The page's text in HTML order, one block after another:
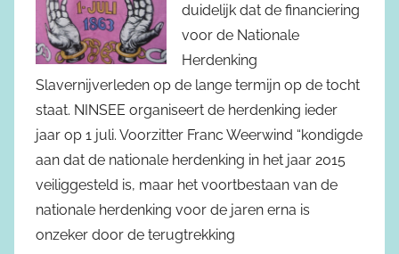
duidelijk dat de financiering
voor de Nationale
Herdenking
Slavernijverleden op de lange termijn op de tocht
staat. NINSEE organiseert de herdenking ieder
jaar op 1 juli. Voorzitter Franc Weerwind “kondigde
aan dat de nationale herdenking in het jaar 2015
veiliggesteld is, maar het voortbestaan van de
nationale herdenking voor de jaren erna is
onzeker door de terugtrekking